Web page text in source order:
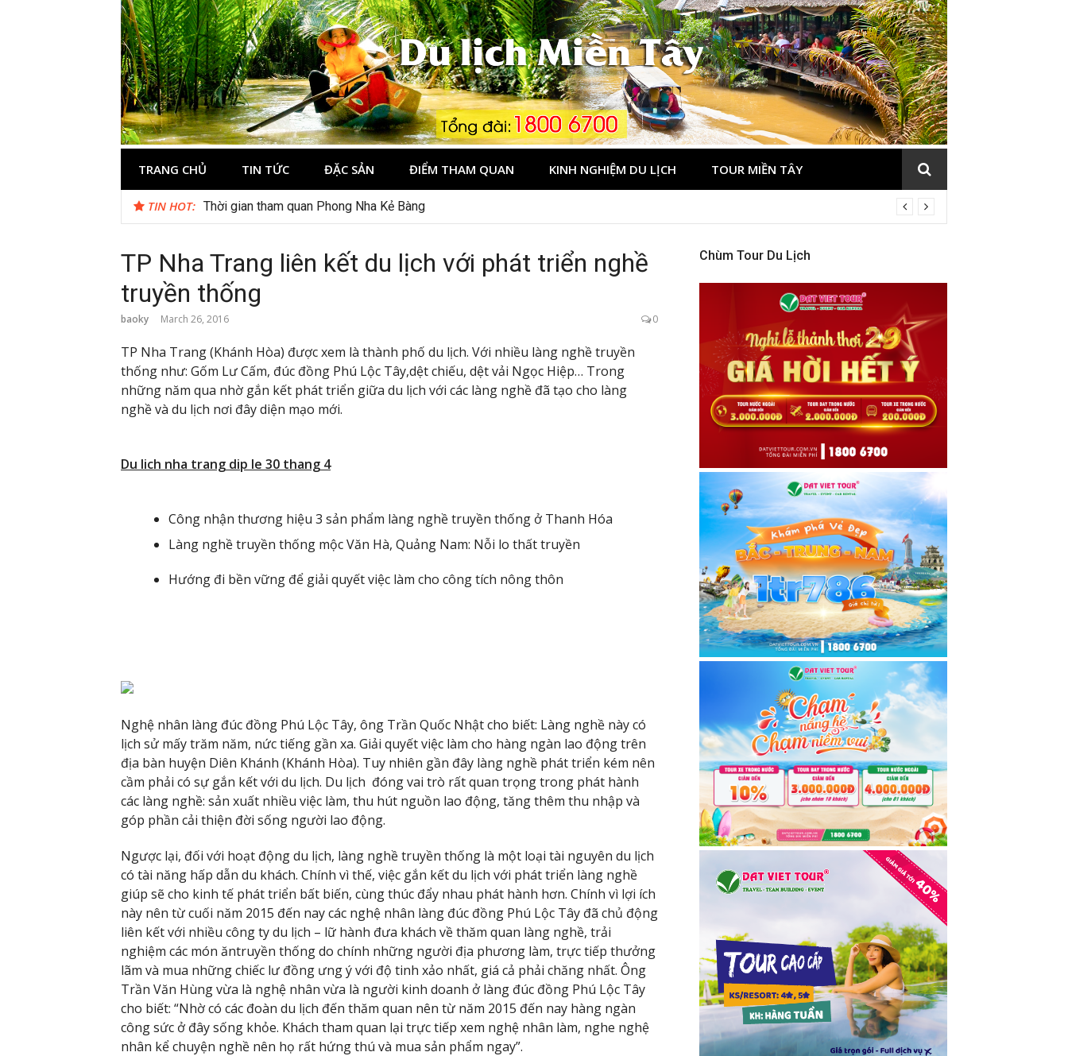
Du lịch Miền Tây
TRANG CHỦ TIN TỨC ĐẶC SẢN ĐIỂM THAM QUAN KINH NGHIỆM DU LỊCH TOUR MIỀN TÂY
TIN HOT: Cuối năm có nên đi du lịch Phú Quốc không?
Thời gian tham quan Phong Nha Kẻ Bàng
TP Nha Trang liên kết du lịch với phát triển nghề
truyền thống
baoky March 26, 2016 0
TP Nha Trang (Khánh Hòa) được xem là thành phố du lịch. Với nhiều làng nghề truyền
thống như: Gốm Lư Cấm, đúc đồng Phú Lộc Tây,dệt chiếu, dệt vải Ngọc Hiệp… Trong
những năm qua nhờ gắn kết phát triển giữa du lịch với các làng nghề đã tạo cho làng
nghề và du lịch nơi đây diện mạo mới.
Du lich nha trang dip le 30 thang 4
Công nhận thương hiệu 3 sản phẩm làng nghề truyền thống ở Thanh Hóa
Làng nghề truyền thống mộc Văn Hà, Quảng Nam: Nỗi lo thất truyền
Hướng đi bền vững để giải quyết việc làm cho công tích nông thôn
Nghệ nhân làng đúc đồng Phú Lộc Tây, ông Trần Quốc Nhật cho biết: Làng nghề này có
lịch sử mấy trăm năm, nức tiếng gần xa. Giải quyết việc làm cho hàng ngàn lao động trên
địa bàn huyện Diên Khánh (Khánh Hòa). Tuy nhiên gần đây làng nghề phát triển kém nên
cầm phải có sự gắn kết với du lịch. Du lịch đóng vai trò rất quan trọng trong phát hành
các làng nghề: sản xuất nhiều việc làm, thu hút nguồn lao động, tăng thêm thu nhập và
góp phần cải thiện đời sống người lao động.
Ngược lại, đối với hoạt động du lịch, làng nghề truyền thống là một loại tài nguyên du lịch
có tài năng hấp dẫn du khách. Chính vì thế, việc gắn kết du lịch với phát triển làng nghề
giúp sẽ cho kinh tế phát triển bất biến, cùng thúc đẩy nhau phát hành hơn. Chính vì lợi ích
này nên từ cuối năm 2015 đến nay các nghệ nhân làng đúc đồng Phú Lộc Tây đã chủ động
liên kết với nhiều công ty du lịch – lữ hành đưa khách về thăm quan làng nghề, trải
nghiệm các món ăntruyền thống do chính những người địa phương làm, trực tiếp thưởng
lãm và mua những chiếc lư đồng ưng ý với độ tinh xảo nhất, giá cả phải chăng nhất. Ông
Trần Văn Hùng vừa là nghệ nhân vừa là người kinh doanh ở làng đúc đồng Phú Lộc Tây
cho biết: “Nhờ có các đoàn du lịch đến thăm quan nên từ năm 2015 đến nay hàng ngàn
công sức ở đây sống khỏe. Khách tham quan lại trực tiếp xem nghệ nhân làm, nghe nghệ
nhân kể chuyện nghề nên họ rất hứng thú và mua sản phẩm ngay”.
Chùm Tour Du Lịch